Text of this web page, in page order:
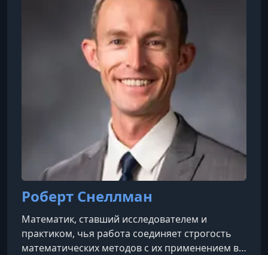
Роберт Снеллман
Математик, ставший исследователем и
практиком, чья работа соединяет строгость
математических методов с их применением в